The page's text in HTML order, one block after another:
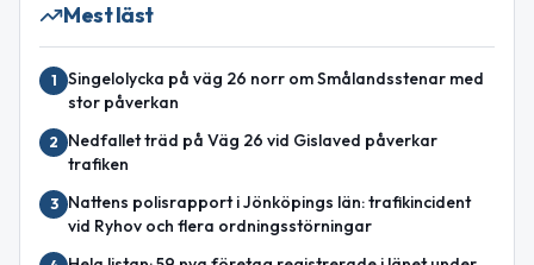
Mest läst
1
Singelolycka på väg 26 norr om Smålandsstenar med
stor påverkan
2
Nedfallet träd på Väg 26 vid Gislaved påverkar
trafiken
3
Nattens polisrapport i Jönköpings län: trafikincident
vid Ryhov och flera ordningsstörningar